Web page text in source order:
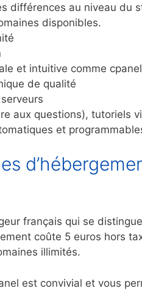
différences au niveau du
disponibles.
et intuitive comme cpanel
de qualité
aux questions), tutoriels
et
français qui se
coûte 5 euros hors
illimités.
est convivial et vous